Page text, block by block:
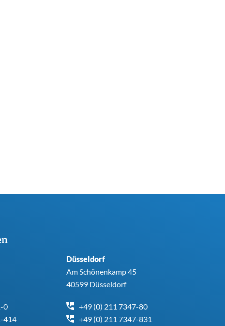
0
414
Düsseldorf
Am Schönenkamp 45
40599 Düsseldorf
+49 (0) 211 7347-80
+49 (0) 211 7347-831